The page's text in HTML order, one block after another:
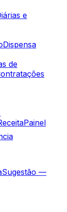
e
Dispensa
de
Painel
Sugestão —